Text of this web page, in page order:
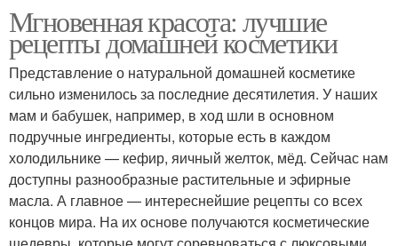
Мгновенная красота: лучшие
рецепты домашней косметики
Представление о натуральной домашней косметике
сильно изменилось за последние десятилетия. У наших
мам и бабушек, например, в ход шли в основном
подручные ингредиенты, которые есть в каждом
холодильнике — кефир, яичный желток, мёд. Сейчас нам
доступны разнообразные растительные и эфирные
масла. А главное — интереснейшие рецепты со всех
концов мира. На их основе получаются косметические